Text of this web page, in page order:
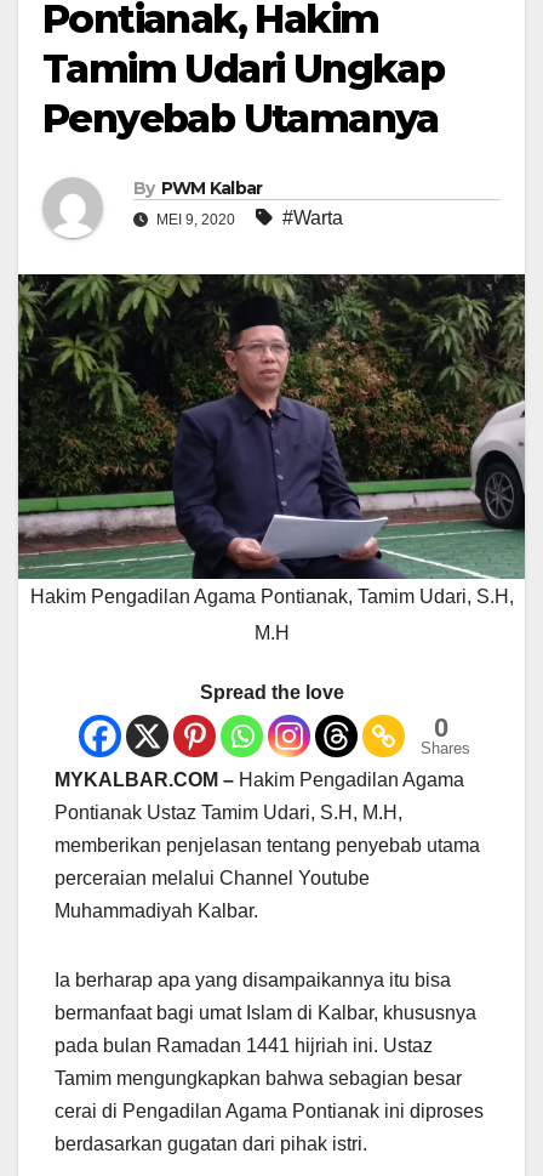
Pontianak, Hakim
Tamim Udari Ungkap
Penyebab Utamanya
By PWM Kalbar
MEI 9, 2020 #Warta
Hakim Pengadilan Agama Pontianak, Tamim Udari, S.H,
M.H
Spread the love
0
Shares
MYKALBAR.COM – Hakim Pengadilan Agama
Pontianak Ustaz Tamim Udari, S.H, M.H,
memberikan penjelasan tentang penyebab utama
perceraian melalui Channel Youtube
Muhammadiyah Kalbar.
Ia berharap apa yang disampaikannya itu bisa
bermanfaat bagi umat Islam di Kalbar, khususnya
pada bulan Ramadan 1441 hijriah ini. Ustaz
Tamim mengungkapkan bahwa sebagian besar
cerai di Pengadilan Agama Pontianak ini diproses
berdasarkan gugatan dari pihak istri.